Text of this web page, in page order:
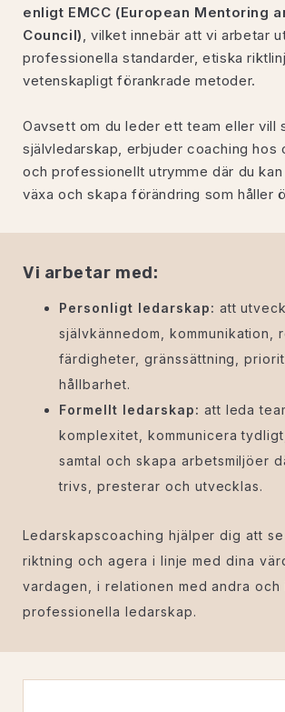
enligt EMCC (European Mentoring
Council), vilket innebär att vi arbetar
professionella standarder, etiska
vetenskapligt förankrade metoder.
Oavsett om du leder ett team eller vill
självledarskap, erbjuder coaching
och professionellt utrymme där du
växa och skapa förändring som håller
Vi arbetar med:
Personligt ledarskap: att
självkännedom, kommunikation,
färdigheter, gränssättning,
hållbarhet.
Formellt ledarskap: att leda
komplexitet, kommunicera
samtal och skapa arbetsmiljöer
trivs, presterar och utvecklas.
Ledarskapscoaching hjälper dig att
riktning och agera i linje med dina
vardagen, i relationen med andra och
professionella ledarskap.